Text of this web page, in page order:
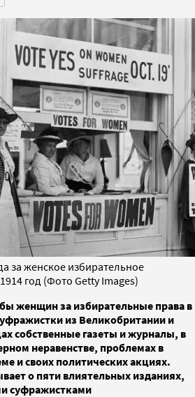
за женское избирательное
год (Фото Getty Images)
женщин за избирательные права в
из Великобритании и
собственные газеты и журналы, в
неравенстве, проблемах в
и своих политических акциях.
о пяти влиятельных изданиях,
суфражистками